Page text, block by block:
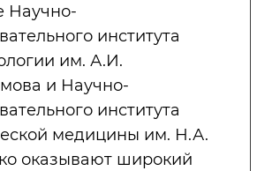
Научно-
института
им. А.И.
и Научно-
института
медицины им. Н.А.
оказывают широкий